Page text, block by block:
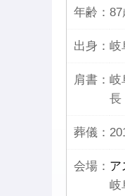
年齢： 87
出身： 岐
肩書： 岐
長
葬儀：
会場： ア
岐